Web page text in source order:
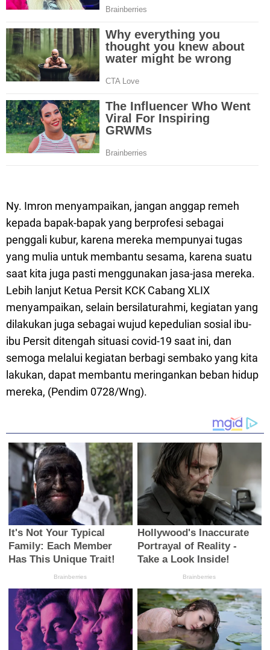
Ny. Imron menyampaikan, jangan anggap remeh
kepada bapak-bapak yang berprofesi sebagai
penggali kubur, karena mereka mempunyai tugas
yang mulia untuk membantu sesama, karena suatu
saat kita juga pasti menggunakan jasa-jasa mereka.
Lebih lanjut Ketua Persit KCK Cabang XLIX
menyampaikan, selain bersilaturahmi, kegiatan yang
dilakukan juga sebagai wujud kepedulian sosial ibu-
ibu Persit ditengah situasi covid-19 saat ini, dan
semoga melalui kegiatan berbagi sembako yang kita
lakukan, dapat membantu meringankan beban hidup
mereka, (Pendim 0728/Wng).